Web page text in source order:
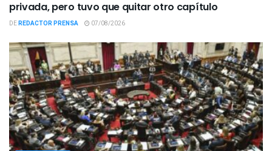
privada, pero tuvo que quitar otro capítulo
DEREDACTOR PRENSA 07/08/2026